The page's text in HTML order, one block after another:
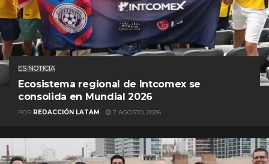
ES NOTICIA
Ecosistema regional de Intcomex se
consolida en Mundial 2026
POR REDACCIÓN LATAM 7 AGOSTO, 2026